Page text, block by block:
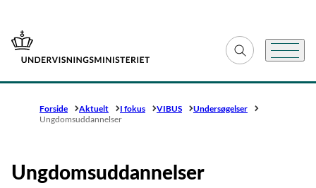
Gå til forsiden Fold søgefelt ud
Menu
Forside Aktuelt I fokus VIBUS
Undersøgelser
Ungdomsuddannelser
Ungdomsuddannelser